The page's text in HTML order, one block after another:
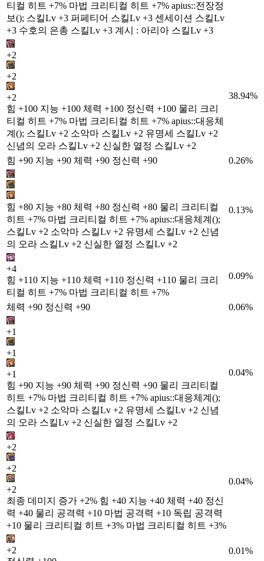
티컬 히트 +7% 마법 크리티컬 히트 +7% apius::전장정
보(); 스킬Lv +3 퍼페티어 스킬Lv +3 센세이션 스킬Lv
+3 수호의 은총 스킬Lv +3 계시 : 아리아 스킬Lv +3
+2
+2
+2
힘 +100 지능 +100 체력 +100 정신력 +100 물리 크리
티컬 히트 +7% 마법 크리티컬 히트 +7% apius::대응체
계(); 스킬Lv +2 소악마 스킬Lv +2 유명세 스킬Lv +2
신념의 오라 스킬Lv +2 신실한 열정 스킬Lv +2
38.94%
힘 +90 지능 +90 체력 +90 정신력 +90 0.26%
힘 +80 지능 +80 체력 +80 정신력 +80 물리 크리티컬
히트 +7% 마법 크리티컬 히트 +7% apius::대응체계();
스킬Lv +2 소악마 스킬Lv +2 유명세 스킬Lv +2 신념
의 오라 스킬Lv +2 신실한 열정 스킬Lv +2
0.13%
+4
힘 +110 지능 +110 체력 +110 정신력 +110 물리 크리
티컬 히트 +7% 마법 크리티컬 히트 +7%
0.09%
체력 +90 정신력 +90 0.06%
+1
+1
+1
힘 +90 지능 +90 체력 +90 정신력 +90 물리 크리티컬
히트 +7% 마법 크리티컬 히트 +7% apius::대응체계();
스킬Lv +2 소악마 스킬Lv +2 유명세 스킬Lv +2 신념
의 오라 스킬Lv +2 신실한 열정 스킬Lv +2
0.04%
+2
+2
+2
최종 데미지 증가 +2% 힘 +40 지능 +40 체력 +40 정신
력 +40 물리 공격력 +10 마법 공격력 +10 독립 공격력
+10 물리 크리티컬 히트 +3% 마법 크리티컬 히트 +3%
0.04%
+2
0.01%